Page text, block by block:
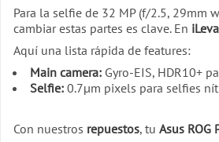
Para la selfie de 32 MP (f/2.5, 29mm
cambiar estas partes es clave. En
Aquí una lista rápida de features:
Main camera:Gyro-EIS, HDR10+
Selfie:0.7µm pixels para selfies
Con nuestros repuestos, tu Asus ROG